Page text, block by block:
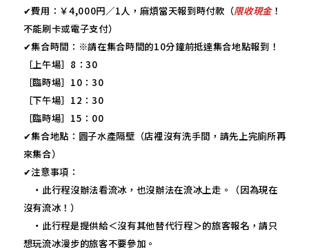
✔費用：￥4,000円／1人，麻煩當天報到時付款（限收現金！
不能刷卡或電子支付）
✔集合時間：※請在集合時間的10分鐘前抵達集合地點報到！
［上午場］8：30
［臨時場］10：30
［下午場］12：30
［臨時場］15：00
✔集合地點：圓子水產隔壁（店裡沒有洗手間，請先上完廁所再
來集合）
✔注意事項：
・此行程沒辦法看流冰，也沒辦法在流冰上走。（因為現在
沒有流冰！）
・此行程是提供給＜沒有其他替代行程＞的旅客報名，請只
想玩流冰漫步的旅客不要參加。